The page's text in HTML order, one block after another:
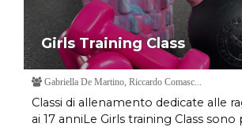
Girls Training Class
Gabriella De Martino, Riccardo Comasc...
Classi di allenamento dedicate alle
ai 17 anniLe Girls training Class sono